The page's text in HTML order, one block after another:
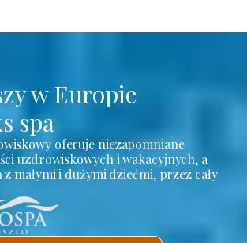
w Europie
spa
oferuje niezapomniane
uzdrowiskowych i wakacyjnych, a
małymi i dużymi dziećmi, przez cały